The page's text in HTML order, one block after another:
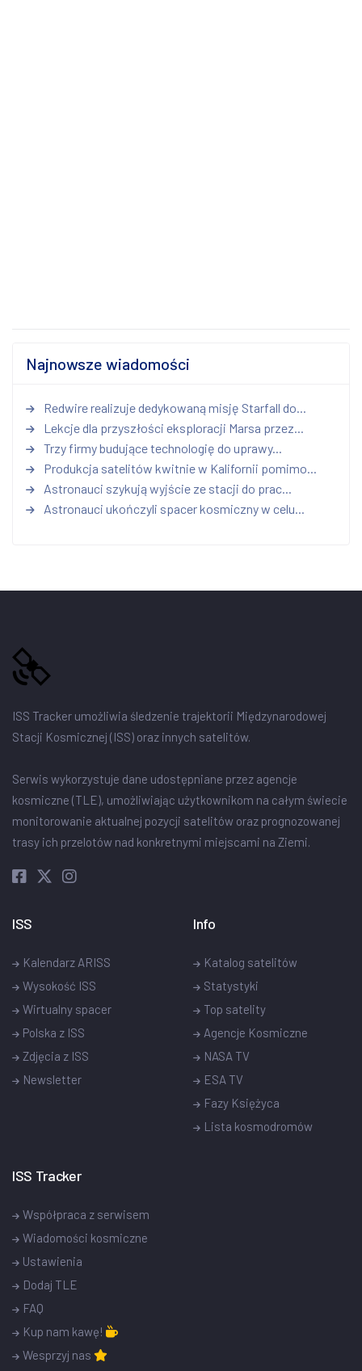
Najnowsze wiadomości
Redwire realizuje dedykowaną misję Starfall do...
Lekcje dla przyszłości eksploracji Marsa przez...
Trzy firmy budujące technologię do uprawy...
Produkcja satelitów kwitnie w Kalifornii pomimo...
Astronauci szykują wyjście ze stacji do prac...
Astronauci ukończyli spacer kosmiczny w celu...
ISS Tracker umożliwia śledzenie trajektorii Międzynarodowej
Stacji Kosmicznej (ISS) oraz innych satelitów.
Serwis wykorzystuje dane udostępniane przez agencje
kosmiczne (TLE), umożliwiając użytkownikom na całym świecie
monitorowanie aktualnej pozycji satelitów oraz prognozowanej
trasy ich przelotów nad konkretnymi miejscami na Ziemi.
ISS
Kalendarz ARISS
Wysokość ISS
Wirtualny spacer
Polska z ISS
Zdjęcia z ISS
Newsletter
Info
Katalog satelitów
Statystyki
Top satelity
Agencje Kosmiczne
NASA TV
ESA TV
Fazy Księżyca
Lista kosmodromów
ISS Tracker
Współpraca z serwisem
Wiadomości kosmiczne
Ustawienia
Dodaj TLE
FAQ
Kup nam kawę!
Wesprzyj nas